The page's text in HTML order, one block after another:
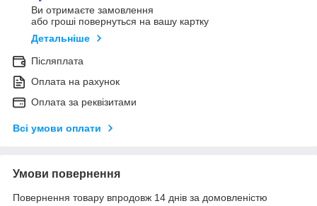
Ви отримаєте замовлення
або гроші повернуться на вашу картку
Детальніше
Післяплата
Оплата на рахунок
Оплата за реквізитами
Всі умови оплати
Умови повернення
Повернення товару впродовж 14 днів за домовленістю